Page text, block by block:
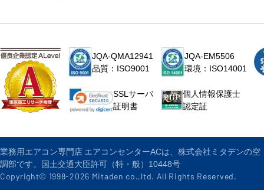
JQA-QMA12941
品質：ISO9001
JQA-EM5506
環境：ISO14001
SSLサーバ
証明書
個人情報保護士
認定証
業務用エアコン専門店 エアコンセンターACは、株式会社ミタデンの空
調部です。国土交通大臣許可（特・般）10448号
Copyright© 1998-2026 Mitaden co.,ltd. All Rights Reserved.